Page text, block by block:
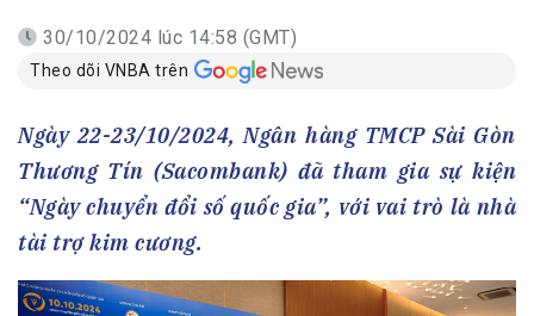
30/10/2024 lúc 14:58 (GMT)
Theo dõi VNBA trên
Ngày 22-23/10/2024, Ngân hàng TMCP Sài Gòn
Thương Tín (Sacombank) đã tham gia sự kiện
“Ngày chuyển đổi số quốc gia”, với vai trò là nhà
tài trợ kim cương.